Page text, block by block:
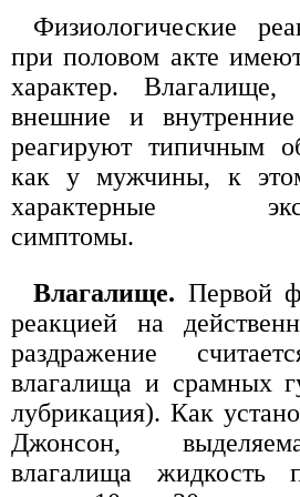
Физиологические
при половом акте
характер. Влагалище,
внешние и
реагируют типичным
как у мужчины, к
характерные
симптомы.
Влагалище. Первой
реакцией на
раздражение
влагалища и срамных
лубрикация). Как
Джонсон,
влагалища жидкость